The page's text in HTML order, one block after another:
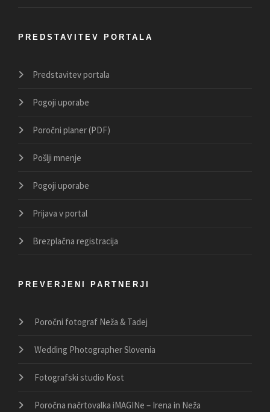
PREDSTAVITEV PORTALA
Predstavitev portala
Pogoji uporabe
Poročni planer (PDF)
Pošlji mnenje
Pogoji uporabe
Prijava v portal
Brezplačna registracija
PREVERJENI PARTNERJI
Poročni fotograf Neža & Tadej
Wedding Photographer Slovenia
Fotografski studio Kost
Poročna načrtovalka iMAGINe – Irena in Neža